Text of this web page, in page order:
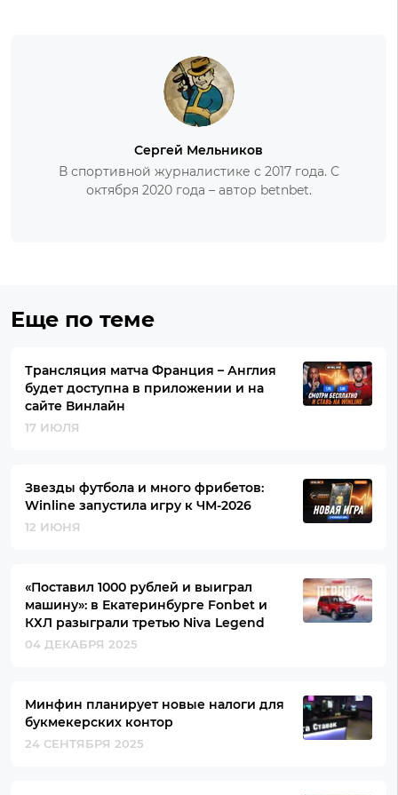
Сергей Мельников
В спортивной журналистике с 2017 года. С
октября 2020 года – автор betnbet.
Еще по теме
Трансляция матча Франция – Англия
будет доступна в приложении и на
сайте Винлайн
17 ИЮЛЯ
Звезды футбола и много фрибетов:
Winline запустила игру к ЧМ-2026
12 ИЮНЯ
«Поставил 1000 рублей и выиграл
машину»: в Екатеринбурге Fonbet и
КХЛ разыграли третью Niva Legend
04 ДЕКАБРЯ 2025
Минфин планирует новые налоги для
букмекерских контор
24 СЕНТЯБРЯ 2025